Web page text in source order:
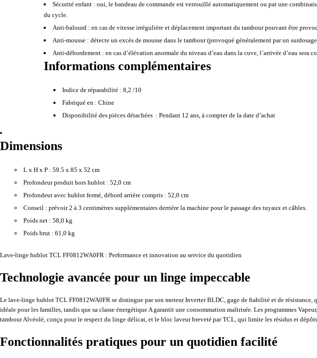
Sécurité enfant : oui, le bandeau de commande est verrouillé automatiquement ou par une
du cycle.
Anti-balourd : en cas de vitesse irrégulière et déplacement important du tambour pouvant être
Anti-mousse : détecte un excès de mousse dans le tambour (provoqué généralement par un
Anti-débordement : en cas d’élévation anormale du niveau d’eau dans la cuve, l’arrivée d’eau sera
Informations complémentaires
Indice de réparabilité : 8,2 /10
Fabriqué en : Chine
Disponibilité des pièces détachées : Pendant 12 ans, à compter de la date d’achat
Dimensions
L x H x P : 59.5 x 85 x 52 cm
Profondeur produit hors hublot : 52,0 cm
Profondeur avec hublot fermé, débord arrière compris : 52,0 cm
Conseil : prévoir 2 à 3 centimètres supplémentaires derrière la machine pour le passage des tuyaux et câbles.
Poids net : 58,0 kg
Poids brut : 61,0 kg
Lave-linge hublot TCL FF0812WA0FR : Performance et innovation au service du quotidien
Technologie avancée pour un linge impeccable
Le lave-linge hublot TCL FF0812WA0FR se distingue par son moteur Inverter BLDC, gage de fiabilité et de résistance,
idéale pour les familles, tandis que sa classe énergétique A garantit une consommation maîtrisée. Les programmes
tambour Alvéolé, conçu pour le respect du linge délicat, et le bloc laveur breveté par TCL, qui limite les résidus et
Fonctionnalités pratiques pour un quotidien facilité